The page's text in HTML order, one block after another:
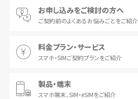
お申し込みをご検討の方へ
ご契約前のよくあるお悩みごとをご紹介
料金プラン・サービス
スマホ・SIMご契約プランをご紹介
製品・端末
スマホ端末、SIM・eSIMをご紹介